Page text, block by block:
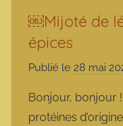
￼Mijoté de
épices
Publié le 28 mai
Bonjour, bonjour
protéines